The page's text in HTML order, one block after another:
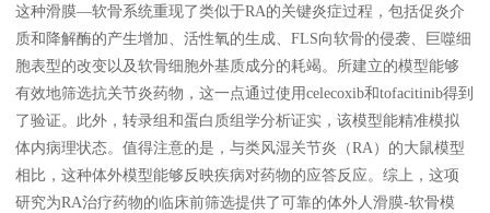
常见问题 注意事项
操作视频 结果数据分析
高分文献解读 下载中心
关于欣博盛
这种滑膜—软骨系统重现了类似于RA的关键炎症过程，包括促炎介
质和降解酶的产生增加、活性氧的生成、FLS向软骨的侵袭、巨噬细
胞表型的改变以及软骨细胞外基质成分的耗竭。所建立的模型能够
有效地筛选抗关节炎药物，这一点通过使用celecoxib和tofacitinib得到
了验证。此外，转录组和蛋白质组学分析证实，该模型能精准模拟
体内病理状态。值得注意的是，与类风湿关节炎（RA）的大鼠模型
相比，这种体外模型能够反映疾病对药物的应答反应。综上，这项
研究为RA治疗药物的临床前筛选提供了可靠的体外人滑膜-软骨模